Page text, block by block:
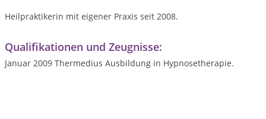
Heilpraktikerin mit eigener Praxis seit 2008.
Qualifikationen und Zeugnisse:
Januar 2009 Thermedius Ausbildung in Hypnosetherapie.